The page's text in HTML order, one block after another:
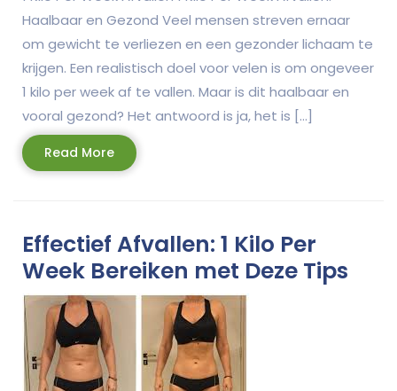
Haalbaar en Gezond Veel mensen streven ernaar
om gewicht te verliezen en een gezonder lichaam te
krijgen. Een realistisch doel voor velen is om ongeveer
1 kilo per week af te vallen. Maar is dit haalbaar en
vooral gezond? Het antwoord is ja, het is […]
Read MoreRead
More
Effectief Afvallen: 1 Kilo Per
Week Bereiken met Deze Tips